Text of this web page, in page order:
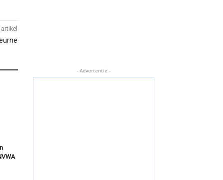
- Advertentie -